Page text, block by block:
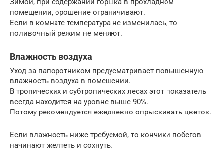
Зимой, при содержании горшка в прохладном
помещении, орошение ограничивают.
Если в комнате температура не изменилась, то
поливочный режим не меняют.
Влажность воздуха
Уход за папоротником предусматривает повышенную
влажность воздуха в помещении.
В тропических и субтропических лесах этот показатель
всегда находится на уровне выше 90%.
Потому рекомендуется ежедневно опрыскивать цветок.
Если влажность ниже требуемой, то кончики побегов
начинают желтеть и сохнуть.